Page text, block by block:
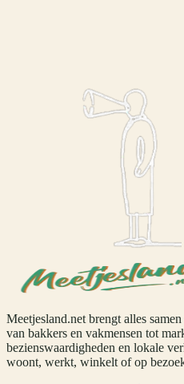
Meetjesland.net brengt alles
van bakkers en vakmensen tot
bezienswaardigheden en lokale
woont, werkt, winkelt of op